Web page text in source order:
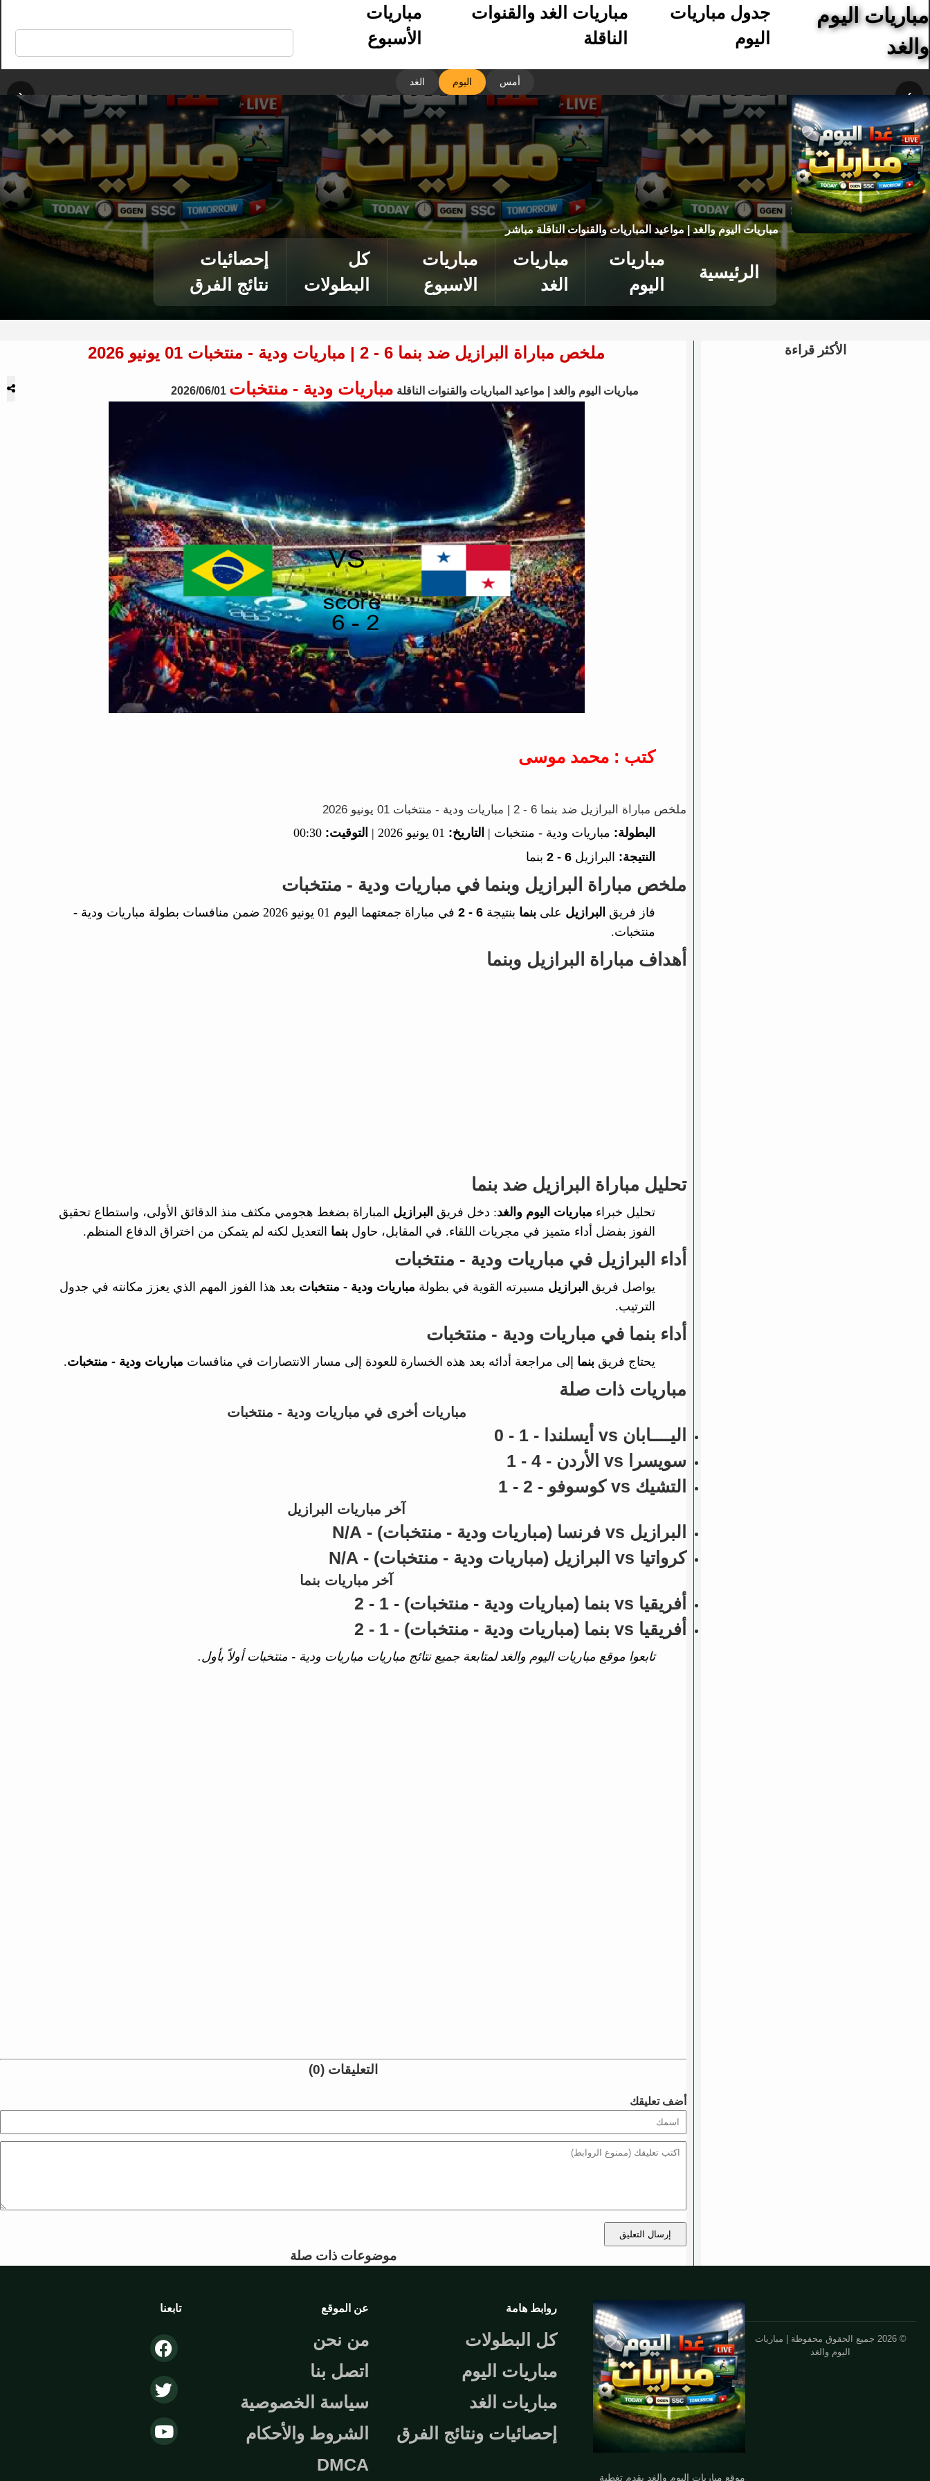
مباريات اليوم
والغد
جدول مباريات
اليوم
مباريات الغد والقنوات
الناقلة
مباريات
الأسبوع
أمس اليوم الغد
‹ ›
مباريات اليوم والغد | مواعيد المباريات والقنوات الناقلة مباشر
الرئيسية
مباريات
اليوم
مباريات
الغد
مباريات
الاسبوع
كل
البطولات
إحصائيات
نتائج الفرق
ملخص مباراة البرازيل ضد بنما 6 - 2 | مباريات ودية - منتخبات 01 يونيو 2026
مباريات اليوم والغد | مواعيد المباريات والقنوات الناقلة مباريات ودية - منتخبات 2026/06/01
كتب : محمد موسى
ملخص مباراة البرازيل ضد بنما 6 - 2 | مباريات ودية - منتخبات 01 يونيو 2026
البطولة: مباريات ودية - منتخبات | التاريخ: التوقيت:
النتيجة: البرازيل 6 - 2 بنما
ملخص مباراة البرازيل وبنما في مباريات ودية - منتخبات
فاز فريق البرازيل على بنما بنتيجة 6 - 2
في مباراة جمعتهما اليوم 01 يونيو 2026 ضمن منافسات بطولة مباريات ودية -
منتخبات.
أهداف مباراة البرازيل وبنما
تحليل مباراة البرازيل ضد بنما
تحليل خبراء مباريات اليوم والغد: دخل فريق البرازيل المباراة بضغط هجومي مكثف منذ الدقائق الأولى، واستطاع تحقيق
الفوز بفضل أداء متميز في مجريات اللقاء. في المقابل، حاول بنما التعديل لكنه لم يتمكن من اختراق الدفاع المنظم.
أداء البرازيل في مباريات ودية - منتخبات
يواصل فريق البرازيل مسيرته القوية في بطولة مباريات ودية - منتخبات بعد هذا الفوز المهم الذي يعزز مكانته في جدول
الترتيب.
أداء بنما في مباريات ودية - منتخبات
يحتاج فريق بنما إلى مراجعة أدائه بعد هذه الخسارة للعودة إلى مسار الانتصارات في منافسات مباريات ودية - منتخبات.
مباريات ذات صلة
مباريات أخرى في مباريات ودية - منتخبات
اليــــابان vs أيسلندا - 1 - 0
سويسرا vs الأردن - 4 - 1
التشيك vs كوسوفو - 2 - 1
آخر مباريات البرازيل
البرازيل vs فرنسا (مباريات ودية - منتخبات) - N/A
كرواتيا vs البرازيل (مباريات ودية - منتخبات) - N/A
آخر مباريات بنما
أفريقيا vs بنما (مباريات ودية - منتخبات) - 1 - 2
أفريقيا vs بنما (مباريات ودية - منتخبات) - 1 - 2
تابعوا موقع مباريات اليوم والغد لمتابعة جميع نتائج مباريات مباريات ودية - منتخبات أولاً بأول.
التعليقات (0)
أضف تعليقك
إرسال التعليق
موضوعات ذات صلة
الأكثر قراءة
موقع مباريات اليوم والغد يقدم تغطية
روابط هامة
كل البطولات
مباريات اليوم
مباريات الغد
إحصائيات ونتائج الفرق
عن الموقع
من نحن
اتصل بنا
سياسة الخصوصية
الشروط والأحكام
DMCA
تابعنا
© 2026 جميع الحقوق محفوظة | مباريات
اليوم والغد